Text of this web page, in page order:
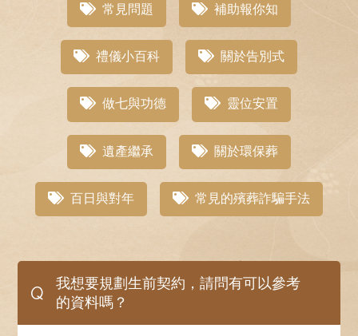
常見問題 補助報你知
禮儀小百科 關於告別式
做七與功德 靈位安置
遺產繼承 關於環保葬
百日與對年 常見的殯葬詐騙手法
Q
我想要規劃生前契約，請問有可以參考
的資料嗎？